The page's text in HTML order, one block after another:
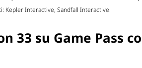
Kepler Interactive, Sandfall Interactive.
33 su Game Pass